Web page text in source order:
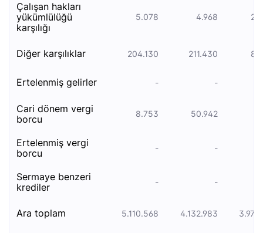
çalışan hakları
yükümlülüğü
karşılığı
5.078 4.968
diğer karşılıklar 204.130 211.430
ertelenmi̇ş geli̇rler - -
cari̇ dönem vergi̇
borcu
8.753 50.942
ertelenmi̇ş vergi̇
borcu
- -
sermaye benzeri̇
kredi̇ler
- -
ara toplam 5.110.568 4.132.983